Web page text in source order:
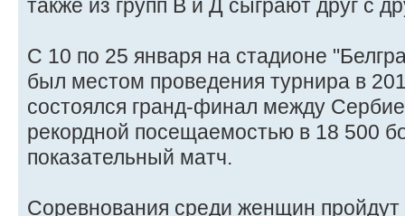
также из групп B и Д сыграют друг с
С 10 по 25 января на стадионе
был местом проведения турнира в
состоялся гранд-финал между
рекордной посещаемостью в 18 500
показательный матч.
Соревнования среди женщин